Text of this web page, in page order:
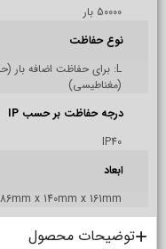
50000 بار
نوع حفاظت
(مغناطیسی)
درجه حفاظت بر حسب IP
IP40
ابعاد
86mm x 140mm x 161mm
توضیحات محصول